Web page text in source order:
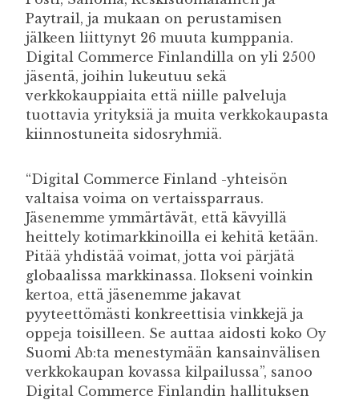
Paytrail, ja mukaan on perustamisen
jälkeen liittynyt 26 muuta kumppania.
Digital Commerce Finlandilla on yli 2500
jäsentä, joihin lukeutuu sekä
verkkokauppiaita että niille palveluja
tuottavia yrityksiä ja muita verkkokaupasta
kiinnostuneita sidosryhmiä.
“Digital Commerce Finland -yhteisön
valtaisa voima on vertaissparraus.
Jäsenemme ymmärtävät, että kävyillä
heittely kotimarkkinoilla ei kehitä ketään.
Pitää yhdistää voimat, jotta voi pärjätä
globaalissa markkinassa. Ilokseni voinkin
kertoa, että jäsenemme jakavat
pyyteettömästi konkreettisia vinkkejä ja
oppeja toisilleen. Se auttaa aidosti koko Oy
Suomi Ab:ta menestymään kansainvälisen
verkkokaupan kovassa kilpailussa”, sanoo
Digital Commerce Finlandin hallituksen